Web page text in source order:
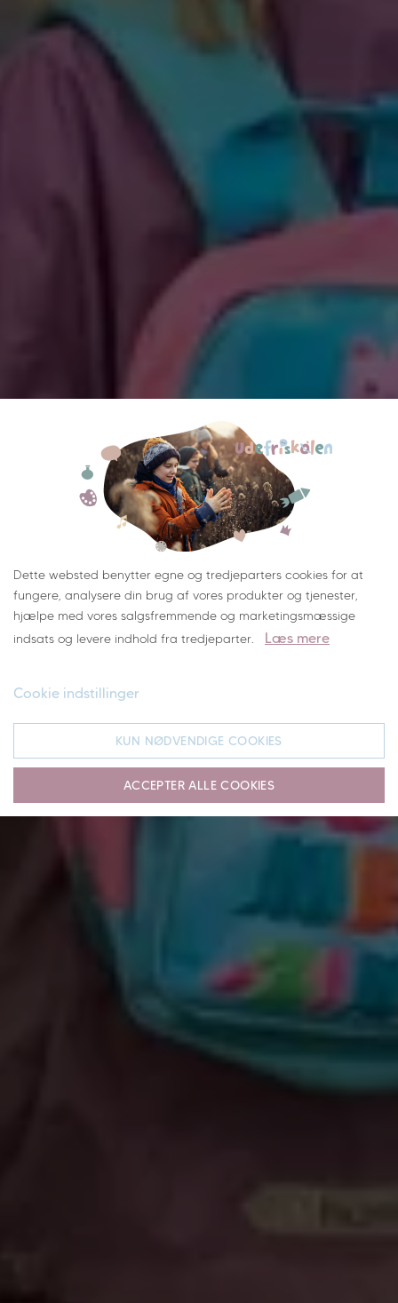
Om os
Dette websted benytter egne og tredjeparters cookies for at
fungere, analysere din brug af vores produkter og tjenester,
hjælpe med vores salgsfremmende og marketingsmæssige
indsats og levere indhold fra tredjeparter. Læs mere
Cookie indstillinger
KUN NØDVENDIGE COOKIES
ACCEPTER ALLE COOKIES